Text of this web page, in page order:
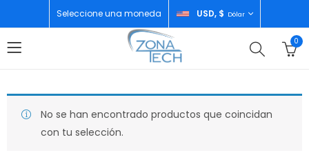
Seleccione una moneda USD, $ Dólar
0
No se han encontrado productos que coincidan
con tu selección.